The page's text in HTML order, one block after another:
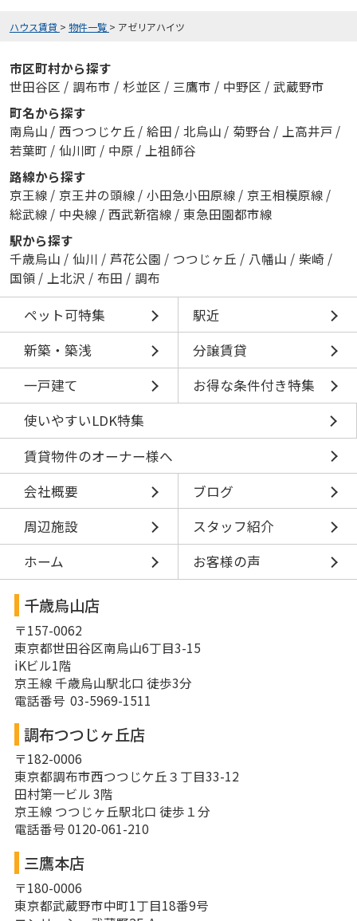
ハウス賃貸 > 物件一覧 > アゼリアハイツ
市区町村から探す
世田谷区 / 調布市 / 杉並区 / 三鷹市 / 中野区 / 武蔵野市
町名から探す
南烏山 / 西つつじケ丘 / 給田 / 北烏山 / 菊野台 / 上高井戸 /
若葉町 / 仙川町 / 中原 / 上祖師谷
路線から探す
京王線 / 京王井の頭線 / 小田急小田原線 / 京王相模原線 /
総武線 / 中央線 / 西武新宿線 / 東急田園都市線
駅から探す
千歳烏山 / 仙川 / 芦花公園 / つつじヶ丘 / 八幡山 / 柴崎 /
国領 / 上北沢 / 布田 / 調布
ペット可特集
駅近
新築・築浅
分譲賃貸
一戸建て
お得な条件付き特集
使いやすいLDK特集
賃貸物件のオーナー様へ
会社概要
ブログ
周辺施設
スタッフ紹介
ホーム
お客様の声
千歳烏山店
〒157-0062
東京都世田谷区南烏山6丁目3-15
iKビル1階
京王線 千歳烏山駅北口 徒歩3分
電話番号 03-5969-1511
調布つつじヶ丘店
〒182-0006
東京都調布市西つつじケ丘３丁目33-12
田村第一ビル 3階
京王線 つつじヶ丘駅北口 徒歩１分
電話番号 0120-061-210
三鷹本店
〒180-0006
東京都武蔵野市中町1丁目18番9号